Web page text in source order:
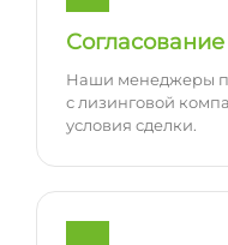
Наши менеджеры
с лизинговой
условия сделки.